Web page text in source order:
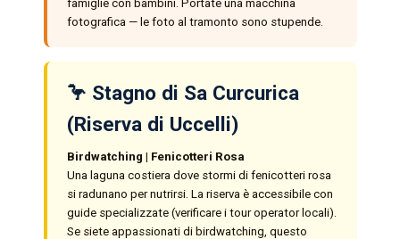
famiglie con bambini. Portate una macchina
fotografica — le foto al tramonto sono stupende.
🦩 Stagno di Sa Curcurica
(Riserva di Uccelli)
Birdwatching | Fenicotteri Rosa
Una laguna costiera dove stormi di fenicotteri rosa
si radunano per nutrirsi. La riserva è accessibile con
guide specializzate (verificare i tour operator locali).
Se siete appassionati di birdwatching, questo